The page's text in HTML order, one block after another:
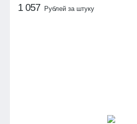
1 057 Рублей за штуку